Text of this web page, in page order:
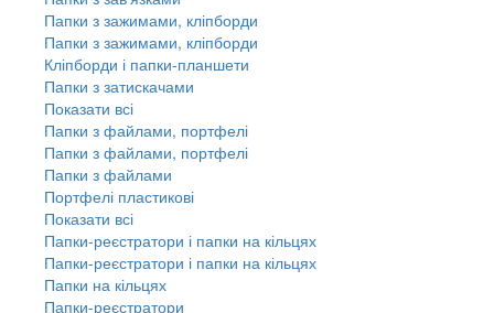
Папки з зажимами, кліпборди
Папки з зажимами, кліпборди
Кліпборди і папки-планшети
Папки з затискачами
Показати всі
Папки з файлами, портфелі
Папки з файлами, портфелі
Папки з файлами
Портфелі пластикові
Показати всі
Папки-реєстратори і папки на кільцях
Папки-реєстратори і папки на кільцях
Папки на кільцях
Папки-реєстратори